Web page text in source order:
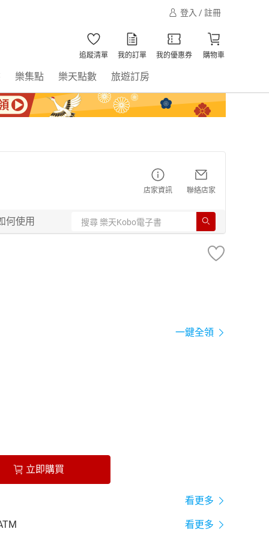
登入 / 註冊
追蹤清單 我的訂單 我的優惠券 購物車
樂集點 樂天點數 旅遊訂房
店家資訊 聯絡店家
何使用
一鍵全領
立即購買
看更多
看更多